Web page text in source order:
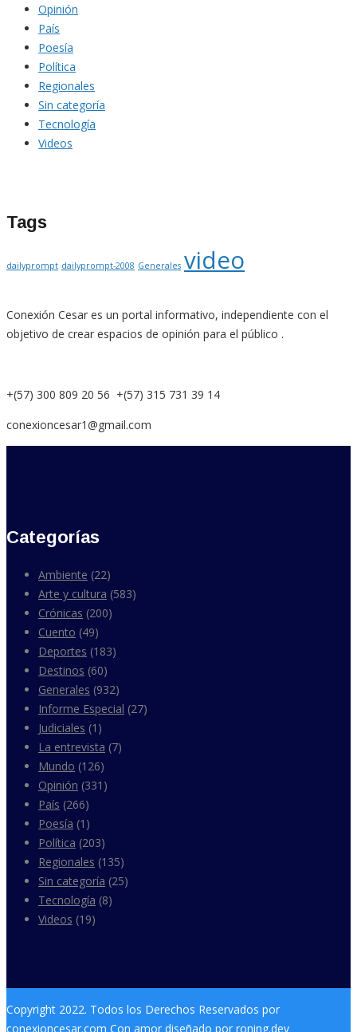
Opinión
País
Poesía
Política
Regionales
Sin categoría
Tecnología
Videos
Tags
dailyprompt dailyprompt-2008 Generales video
Conexión Cesar es un portal informativo, independiente con el
objetivo de crear espacios de opinión para el público .
+(57) 300 809 20 56 +(57) 315 731 39 14
conexioncesar1@gmail.com
Categorías
Ambiente (22)
Arte y cultura (583)
Crónicas (200)
Cuento (49)
Deportes (183)
Destinos (60)
Generales (932)
Informe Especial (27)
Judiciales (1)
La entrevista (7)
Mundo (126)
Opinión (331)
País (266)
Poesía (1)
Política (203)
Regionales (135)
Sin categoría (25)
Tecnología (8)
Videos (19)
Copyright 2022. Todos los Derechos Reservados por
conexioncesar.com Con amor diseñado por roning.dev